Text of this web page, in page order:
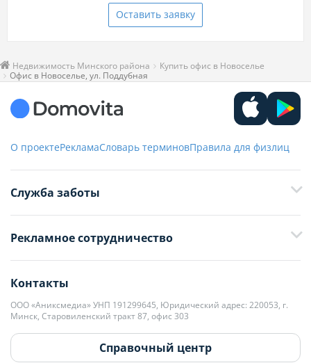
Оставить заявку
Недвижимость Минского района
Купить офис в Новоселье
Офис в Новоселье, ул. Поддубная
О проектеРекламаСловарь терминовПравила для физлиц
Служба заботы
+375 29 376-13-70
+375 33 376-13-70
editor@domovita.by
Мы принимаем звонки и отвечаем на письма в будние дни с 9:00 до
18:00.
Рекламное сотрудничество
+375 29 563-15-61 Кристина Филюта
kb@domovita.by
+375 29 179-11-28 Владислав Гладченко
vg@domovita.by
Контакты
ООО «Аниксмедиа» УНП 191299645, Юридический адрес: 220053, г.
Минск, Старовиленский тракт 87, офис 303
Справочный центр